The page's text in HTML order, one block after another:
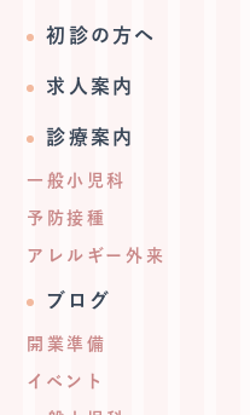
初診の方へ
求人案内
診療案内
一般小児科
予防接種
アレルギー外来
ブログ
開業準備
イベント